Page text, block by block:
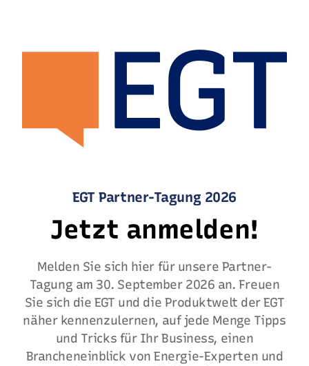
EGT Partner-Tagung 2026
Jetzt anmelden!
Melden Sie sich hier für unsere Partner-
Tagung am 30. September 2026 an. Freuen
Sie sich die EGT und die Produktwelt der EGT
näher kennenzulernen, auf jede Menge Tipps
und Tricks für Ihr Business, einen
Brancheneinblick von Energie-Experten und